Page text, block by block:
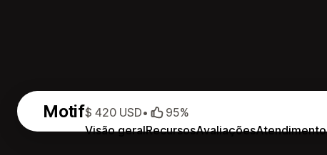
Motif
Visão geralRecursosAvaliaçõesAtendimento
$ 420 USD• 95%